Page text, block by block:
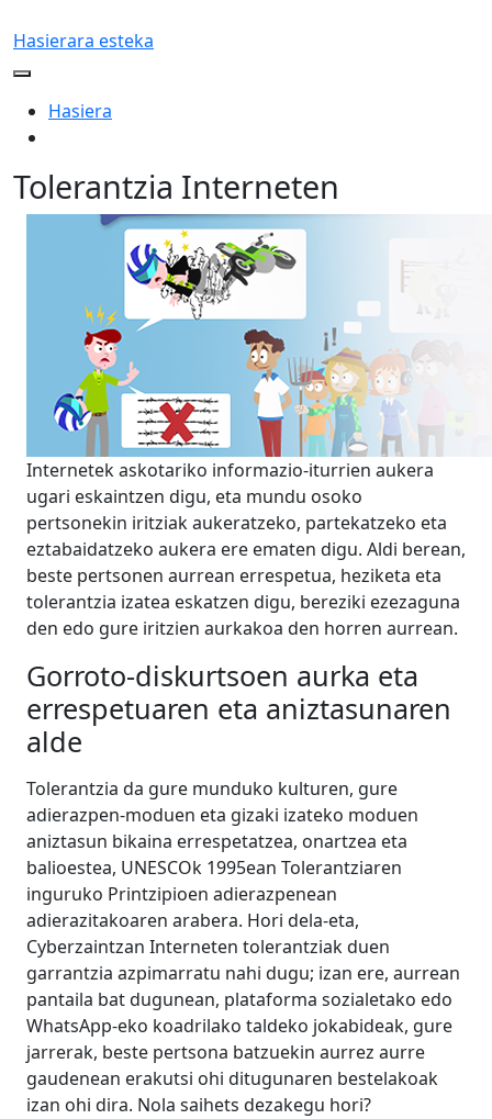
Hasierara esteka
Hasiera
Tolerantzia Interneten
Internetek askotariko informazio-iturrien aukera
ugari eskaintzen digu, eta mundu osoko
pertsonekin iritziak aukeratzeko, partekatzeko eta
eztabaidatzeko aukera ere ematen digu. Aldi berean,
beste pertsonen aurrean errespetua, heziketa eta
tolerantzia izatea eskatzen digu, bereziki ezezaguna
den edo gure iritzien aurkakoa den horren aurrean.
Gorroto-diskurtsoen aurka eta
errespetuaren eta aniztasunaren
alde
Tolerantzia da gure munduko kulturen, gure
adierazpen-moduen eta gizaki izateko moduen
aniztasun bikaina errespetatzea, onartzea eta
balioestea, UNESCOk 1995ean Tolerantziaren
inguruko Printzipioen adierazpenean
adierazitakoaren arabera. Hori dela-eta,
Cyberzaintzan Interneten tolerantziak duen
garrantzia azpimarratu nahi dugu; izan ere, aurrean
pantaila bat dugunean, plataforma sozialetako edo
WhatsApp-eko koadrilako taldeko jokabideak, gure
jarrerak, beste pertsona batzuekin aurrez aurre
gaudenean erakutsi ohi ditugunaren bestelakoak
izan ohi dira. Nola saihets dezakegu hori?